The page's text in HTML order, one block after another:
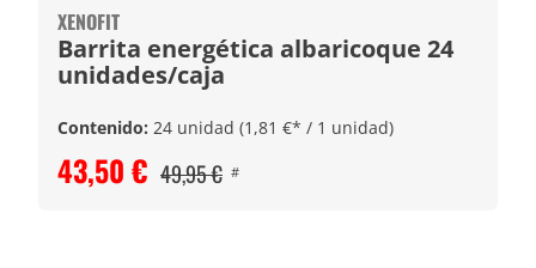
XENOFIT
Barrita energética albaricoque 24
unidades/caja
Contenido: 24 unidad (1,81 €* / 1 unidad)
43,50 € 49,95 € #